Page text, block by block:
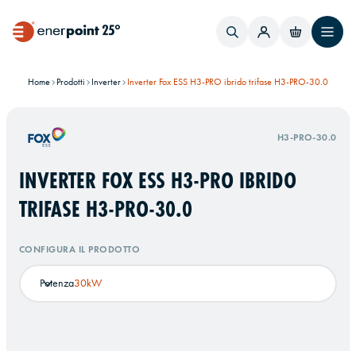
Home Prodotti Inverter Inverter Fox ESS H3-PRO ibrido trifase H3-PRO-30.0
H3-PRO-30.0
INVERTER FOX ESS H3-PRO IBRIDO
TRIFASE H3-PRO-30.0
CONFIGURA IL PRODOTTO
Potenza30kW